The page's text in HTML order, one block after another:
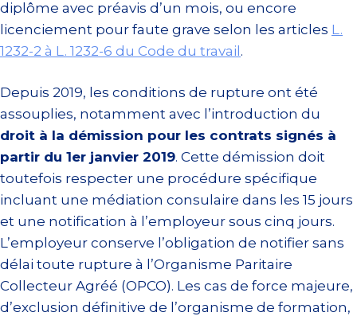
diplôme avec préavis d’un mois, ou encore
licenciement pour faute grave selon les articles L.
1232-2 à L. 1232-6 du Code du travail.
Depuis 2019, les conditions de rupture ont été
assouplies, notamment avec l’introduction du
droit à la démission pour les contrats signés à
partir du 1er janvier 2019. Cette démission doit
toutefois respecter une procédure spécifique
incluant une médiation consulaire dans les 15 jours
et une notification à l’employeur sous cinq jours.
L’employeur conserve l’obligation de notifier sans
délai toute rupture à l’Organisme Paritaire
Collecteur Agréé (OPCO). Les cas de force majeure,
d’exclusion définitive de l’organisme de formation,